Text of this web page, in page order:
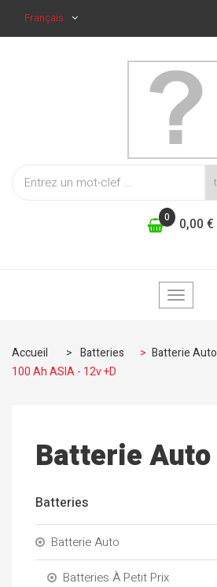
Français
0,00 €
0
Basculer
Accueil > Batteries > Batterie Auto
100 Ah ASIA - 12v +D
Batterie Auto
Batteries
Batterie Auto
Batteries À Petit Prix